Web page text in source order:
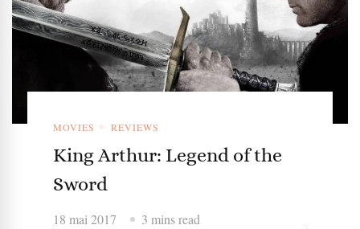
MOVIES REVIEWS
King Arthur: Legend of the
Sword
18 mai 2017 3 mins read